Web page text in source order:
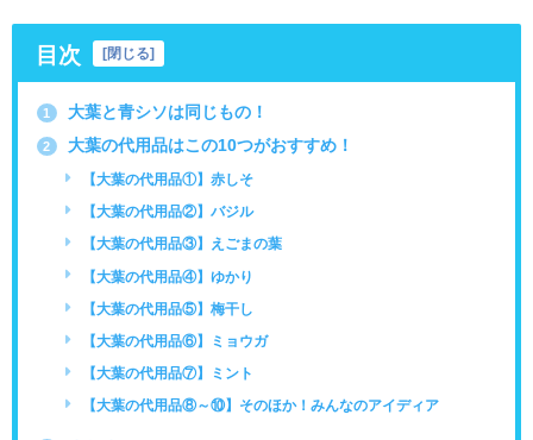
目次 [閉じる]
1 大葉と青シソは同じもの！
2 大葉の代用品はこの10つがおすすめ！
【大葉の代用品①】赤しそ
【大葉の代用品②】バジル
【大葉の代用品③】えごまの葉
【大葉の代用品④】ゆかり
【大葉の代用品⑤】梅干し
【大葉の代用品⑥】ミョウガ
【大葉の代用品⑦】ミント
【大葉の代用品⑧～⑩】そのほか！みんなのアイディア